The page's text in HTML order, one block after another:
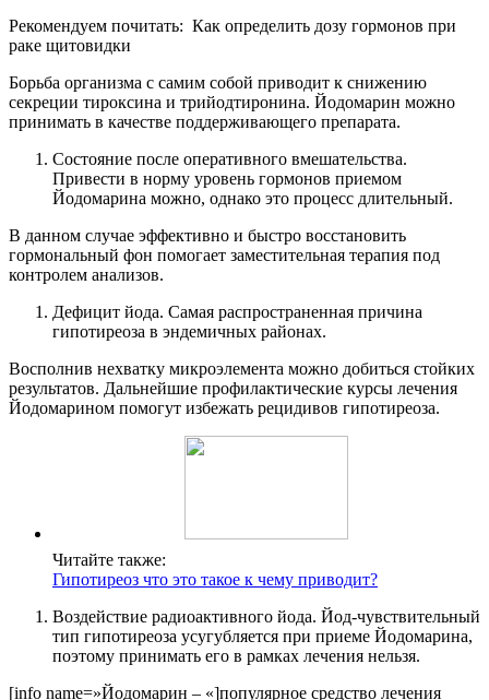
Рекомендуем почитать: Как определить дозу гормонов при
раке щитовидки
Борьба организма с самим собой приводит к снижению
секреции тироксина и трийодтиронина. Йодомарин можно
принимать в качестве поддерживающего препарата.
Состояние после оперативного вмешательства.
Привести в норму уровень гормонов приемом
Йодомарина можно, однако это процесс длительный.
В данном случае эффективно и быстро восстановить
гормональный фон помогает заместительная терапия под
контролем анализов.
Дефицит йода. Самая распространенная причина
гипотиреоза в эндемичных районах.
Восполнив нехватку микроэлемента можно добиться стойких
результатов. Дальнейшие профилактические курсы лечения
Йодомарином помогут избежать рецидивов гипотиреоза.
Читайте также:
Гипотиреоз что это такое к чему приводит?
Воздействие радиоактивного йода. Йод-чувствительный
тип гипотиреоза усугубляется при приеме Йодомарина,
поэтому принимать его в рамках лечения нельзя.
[info name=»Йодомарин – «]популярное средство лечения